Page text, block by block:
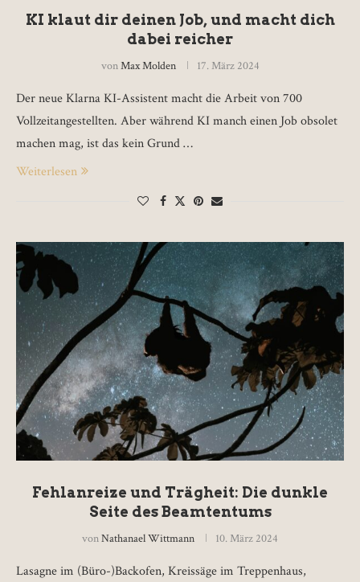
KI klaut dir deinen Job, und macht dich
dabei reicher
vonMax Molden 17. März 2024
Der neue Klarna KI-Assistent macht die Arbeit von 700
Vollzeitangestellten. Aber während KI manch einen Job obsolet
machen mag, ist das kein Grund …
Weiterlesen
Fehlanreize und Trägheit: Die dunkle
Seite des Beamtentums
vonNathanael Wittmann 10. März 2024
Lasagne im (Büro-)Backofen, Kreissäge im Treppenhaus,